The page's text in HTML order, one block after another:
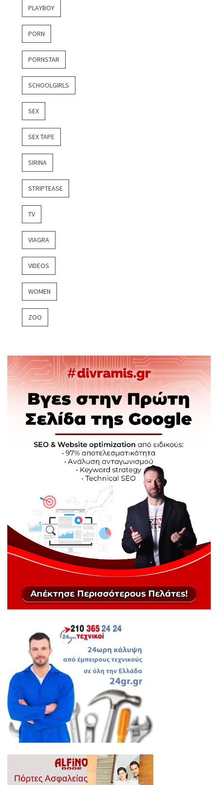
PLAYBOY
PORN
PORNSTAR
SCHOOLGIRLS
SEX
SEX TAPE
SIRINA
STRIPTEASE
TV
VIAGRA
VIDEOS
WOMEN
ZOO